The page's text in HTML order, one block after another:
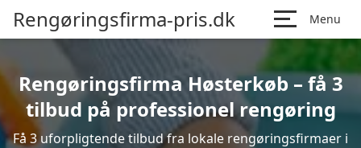
Rengøringsfirma-pris.dk Menu
Rengøringsfirma Høsterkøb – få 3
tilbud på professionel rengøring
Få 3 uforpligtende tilbud fra lokale rengøringsfirmaer i